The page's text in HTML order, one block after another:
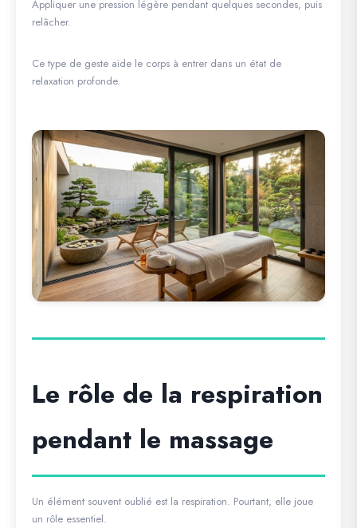
Appliquer une pression légère pendant quelques secondes, puis
relâcher.
Ce type de geste aide le corps à entrer dans un état de
relaxation profonde.
Le rôle de la respiration
pendant le massage
Un élément souvent oublié est la respiration. Pourtant, elle joue
un rôle essentiel.